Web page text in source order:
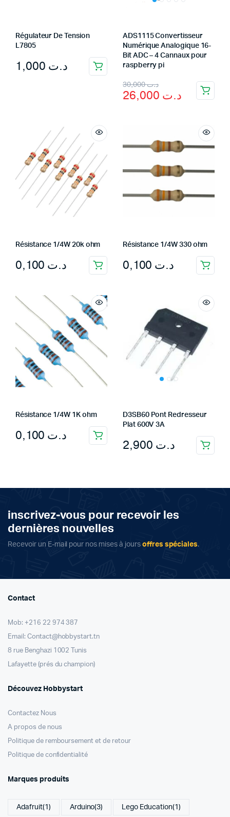
Régulateur De Tension
L7805
د.ت
ADS1115 Convertisseur
Numérique Analogique 16-
Bit ADC – 4 Cannaux pour
raspberry pi
د.ت30,000
Original
price
د.ت
Current
price
Résistance 1/4W 20k ohm
د.ت
Résistance 1/4W 330 ohm
د.ت
Résistance 1/4W 1K ohm
د.ت
D3SB60 Pont Redresseur
Plat 600V 3A
د.ت
inscrivez-vous pour recevoir les
dernières nouvelles
Recevoir un E-mail pour nos mises à jours offres spéciales.
Contact
Mob: +216 22 974 387
Email: Contact@hobbystart.tn
8 rue Benghazi 1002 Tunis
Lafayette (prés du champion)
Découvez Hobbystart
Contactez Nous
A propos de nous
Politique de remboursement et de retour
Politique de confidentialité
Marques produits
Adafruit(1) Arduino(3) Lego Education(1)